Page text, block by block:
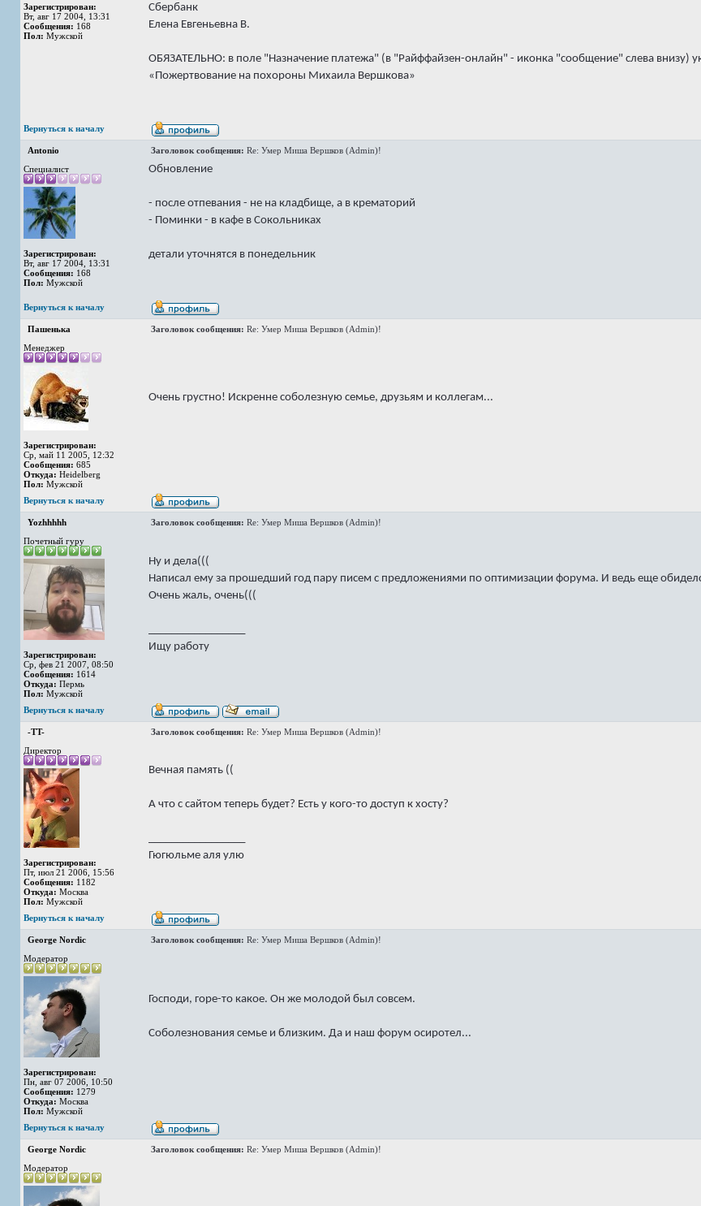
Зарегистрирован:
Вт, авг 17 2004, 13:31
Сообщения: 168
Пол: Мужской
Сбербанк
Елена Евгеньевна В.
ОБЯЗАТЕЛЬНО: в поле "Назначение платежа" (в "Райффайзен-онлайн" - иконка "сообщение" слева
«Пожертвование на похороны Михаила Вершкова»
Вернуться к началу
Antonio Заголовок сообщения: Re: Умер Миша Вершков (Admin)!
Специалист
Зарегистрирован:
Вт, авг 17 2004, 13:31
Сообщения: 168
Пол: Мужской
Обновление
- после отпевания - не на кладбище, а в крематорий
- Поминки - в кафе в Сокольниках
детали уточнятся в понедельник
Вернуться к началу
Пашенька Заголовок сообщения: Re: Умер Миша Вершков (Admin)!
Менеджер
Зарегистрирован:
Ср, май 11 2005, 12:32
Сообщения: 685
Откуда: Heidelberg
Пол: Мужской
Очень грустно! Искренне соболезную семье, друзьям и коллегам...
Вернуться к началу
Yozhhhhh Заголовок сообщения: Re: Умер Миша Вершков (Admin)!
Почетный гуру
Зарегистрирован:
Ср, фев 21 2007, 08:50
Сообщения: 1614
Откуда: Пермь
Пол: Мужской
Ну и дела(((
Написал ему за прошедший год пару писем с предложениями по оптимизации форума. И ведь еще
Очень жаль, очень(((
Ищу работу
Вернуться к началу
-TT- Заголовок сообщения: Re: Умер Миша Вершков (Admin)!
Директор
Зарегистрирован:
Пт, июл 21 2006, 15:56
Сообщения: 1182
Откуда: Москва
Пол: Мужской
Вечная память ((
А что с сайтом теперь будет? Есть у кого-то доступ к хосту?
Гюгюльме аля улю
Вернуться к началу
George Nordic Заголовок сообщения: Re: Умер Миша Вершков (Admin)!
Модератор
Зарегистрирован:
Пн, авг 07 2006, 10:50
Сообщения: 1279
Откуда: Москва
Пол: Мужской
Господи, горе-то какое. Он же молодой был совсем.
Соболезнования семье и близким. Да и наш форум осиротел...
Вернуться к началу
George Nordic Заголовок сообщения: Re: Умер Миша Вершков (Admin)!
Модератор